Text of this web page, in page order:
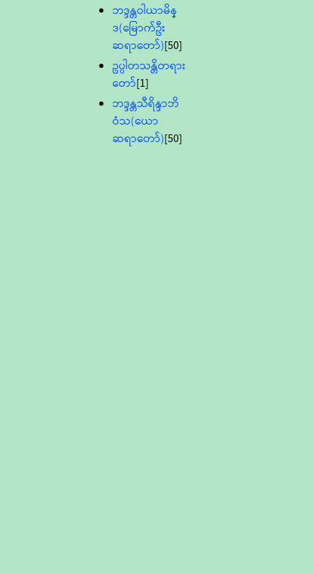
ဘဒ္ဒန္တဝါယာမိန္
ဒ(မြောက်ဦး
ဆရာတော်)[50]
ဥပ္ပါတသန္တိတရား
တော်[1]
ဘဒ္ဒန္တသီရိန္ဒာဘိ
ဝံသ(ယော
ဆရာတော်)[50]